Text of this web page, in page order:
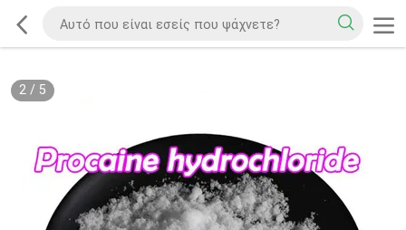
2/ 5